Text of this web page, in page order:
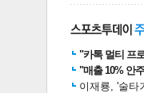
"카톡 멀티 프
"매출 10% 안
이재룡, '술타